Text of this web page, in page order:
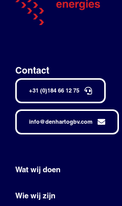
Contact
+31 (0)184 66 12 75
info@denhartogbv.com
Wat wij doen
Wie wij zijn